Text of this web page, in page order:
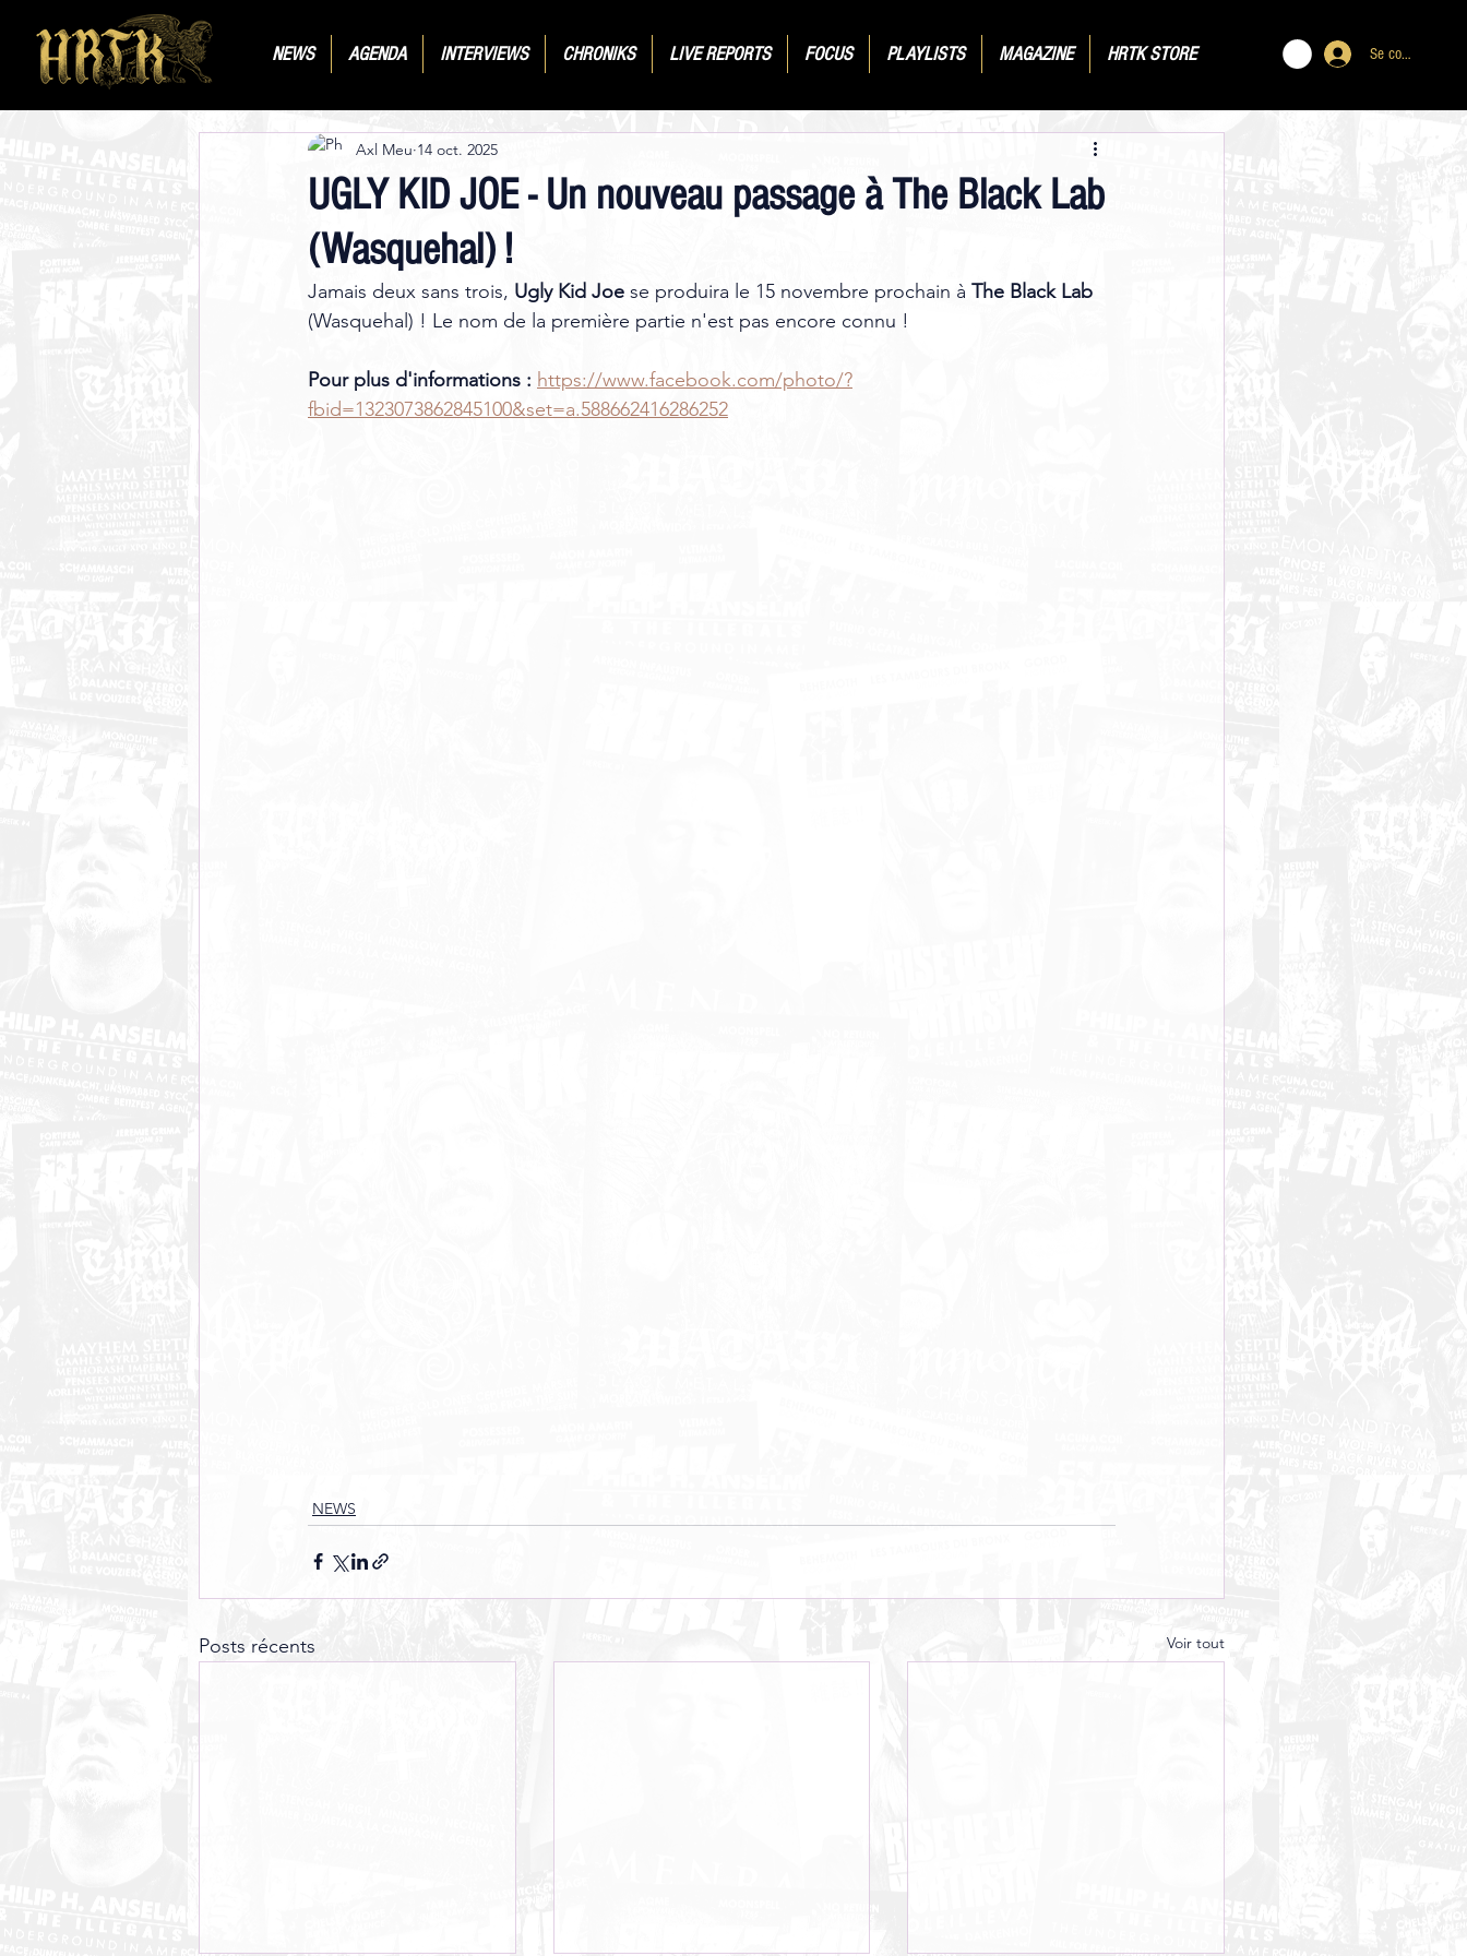
Se connecter
NEWS AGENDA INTERVIEWS CHRONIKS LIVE REPORTS FOCUS PLAYLISTS MAGAZINE HRTK STORE
UGLY KID JOE - Un nouveau passage à The Black Lab
(Wasquehal) !
Axl Meu 14 oct. 2025
Jamais deux sans trois, Ugly Kid Joe se produira le 15 novembre prochain à The Black Lab
(Wasquehal) ! Le nom de la première partie n'est pas encore connu !
Pour plus d'informations : https://www.facebook.com/photo/?
fbid=1323073862845100&set=a.588662416286252
NEWS
Posts récents Voir tout